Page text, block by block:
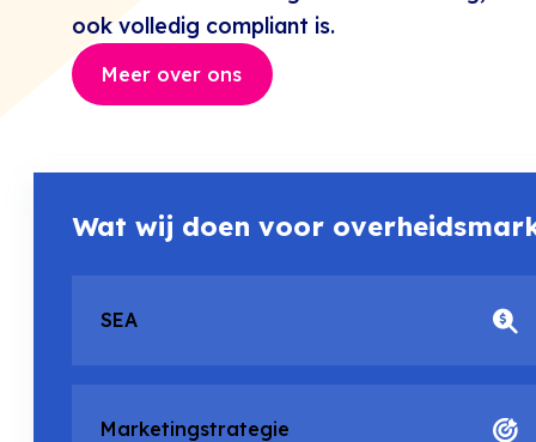
ook volledig compliant is.
Meer over ons
Wat wij doen voor
SEA
Marketingstrategie